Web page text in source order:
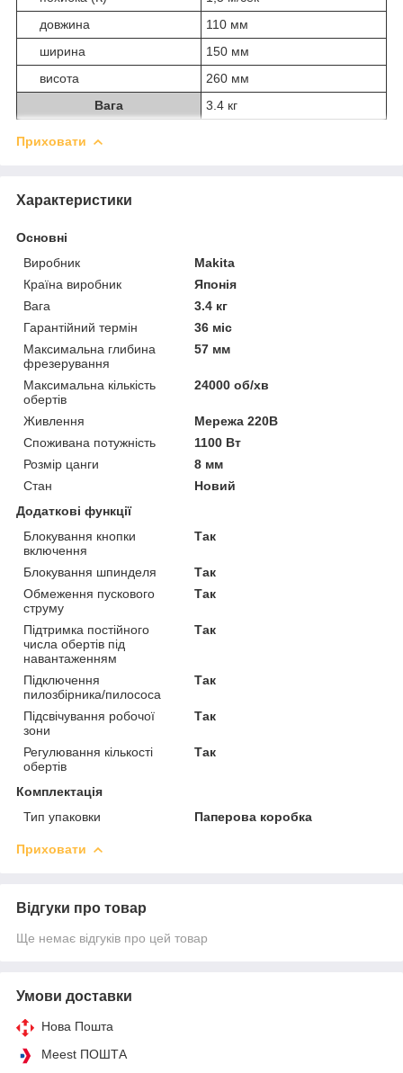
довжина
110 мм
ширина
150 мм
висота
260 мм
Вага
3.4 кг
Приховати
Характеристики
Основні
Виробник
Makita
Країна виробник
Японія
Вага
3.4 кг
Гарантійний термін
36 міс
Максимальна глибина
фрезерування
57 мм
Максимальна кількість
обертів
24000 об/хв
Живлення
Мережа 220В
Споживана потужність
1100 Вт
Розмір цанги
8 мм
Стан
Новий
Додаткові функції
Блокування кнопки
включення
Так
Блокування шпинделя
Так
Обмеження пускового
струму
Так
Підтримка постійного
числа обертів під
навантаженням
Так
Підключення
пилозбірника/пилососа
Так
Підсвічування робочої
зони
Так
Регулювання кількості
обертів
Так
Комплектація
Тип упаковки
Паперова коробка
Приховати
Відгуки про товар
Ще немає відгуків про цей товар
Умови доставки
Нова Пошта
Meest ПОШТА